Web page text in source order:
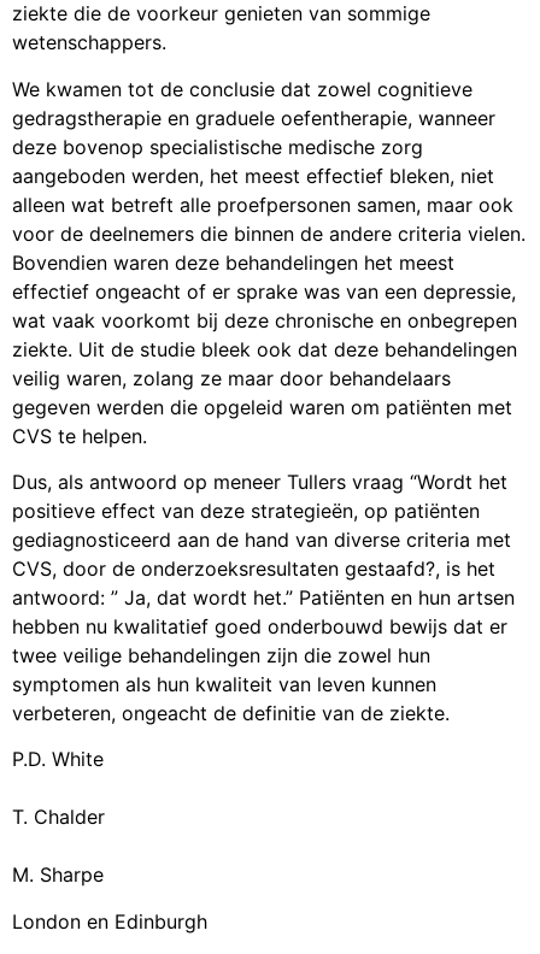
ziekte die de voorkeur genieten van sommige
wetenschappers.
We kwamen tot de conclusie dat zowel cognitieve
gedragstherapie en graduele oefentherapie, wanneer
deze bovenop specialistische medische zorg
aangeboden werden, het meest effectief bleken, niet
alleen wat betreft alle proefpersonen samen, maar ook
voor de deelnemers die binnen de andere criteria vielen.
Bovendien waren deze behandelingen het meest
effectief ongeacht of er sprake was van een depressie,
wat vaak voorkomt bij deze chronische en onbegrepen
ziekte. Uit de studie bleek ook dat deze behandelingen
veilig waren, zolang ze maar door behandelaars
gegeven werden die opgeleid waren om patiënten met
CVS te helpen.
Dus, als antwoord op meneer Tullers vraag “Wordt het
positieve effect van deze strategieën, op patiënten
gediagnosticeerd aan de hand van diverse criteria met
CVS, door de onderzoeksresultaten gestaafd?, is het
antwoord: ” Ja, dat wordt het.” Patiënten en hun artsen
hebben nu kwalitatief goed onderbouwd bewijs dat er
twee veilige behandelingen zijn die zowel hun
symptomen als hun kwaliteit van leven kunnen
verbeteren, ongeacht de definitie van de ziekte.
P.D. White
T. Chalder
M. Sharpe
London en Edinburgh